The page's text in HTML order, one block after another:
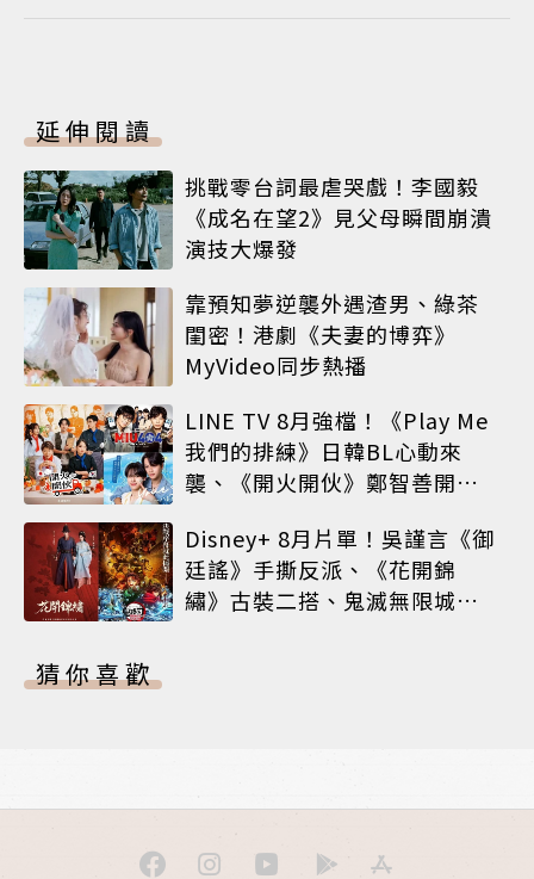
延伸閱讀
挑戰零台詞最虐哭戲！李國毅
《成名在望2》見父母瞬間崩潰
演技大爆發
靠預知夢逆襲外遇渣男、綠茶
閨密！港劇《夫妻的博弈》
MyVideo同步熱播
LINE TV 8月強檔！《Play Me
我們的排練》日韓BL心動來
襲、《開火開伙》鄭智善開餐
歸
Disney+ 8月片單！吳謹言《御
廷謠》手撕反派、《花開錦
繡》古裝二搭、鬼滅無限城震
猜你喜歡